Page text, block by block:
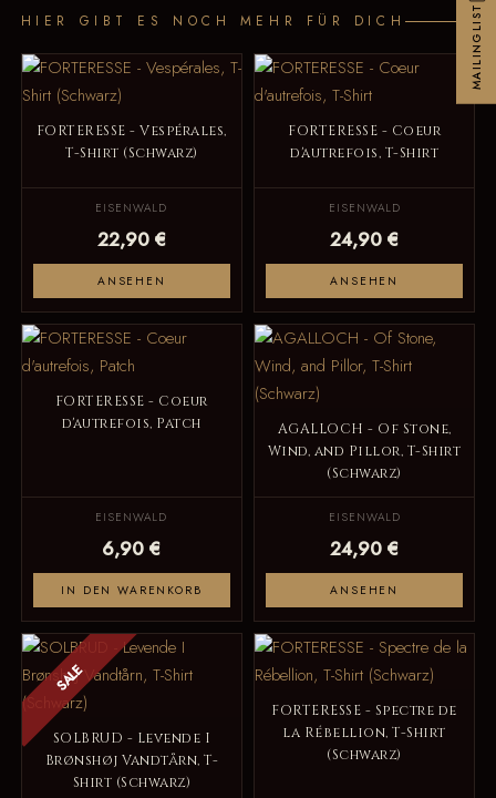
HIER GIBT ES NOCH MEHR FÜR DICH
FORTERESSE - Vespérales,
T-Shirt (Schwarz)
EISENWALD
22,90 €
ANSEHEN
FORTERESSE - Coeur
d'autrefois, T-Shirt
EISENWALD
24,90 €
ANSEHEN
FORTERESSE - Coeur
d'autrefois, Patch
EISENWALD
6,90 €
IN DEN WARENKORB
AGALLOCH - Of Stone,
Wind, and Pillor, T-Shirt
(Schwarz)
EISENWALD
24,90 €
ANSEHEN
SALE
SOLBRUD - Levende I
Brønshøj Vandtårn, T-
Shirt (Schwarz)
FORTERESSE - Spectre de
la Rébellion, T-Shirt
(Schwarz)
MAILINGLIST